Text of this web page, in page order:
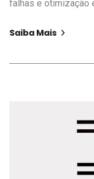
falhas e otimização
Saiba Mais